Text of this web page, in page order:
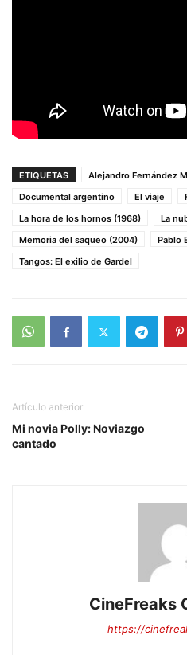
ETIQUETAS Alejandro Fernández
Documental argentino
El viaje
La hora de los hornos (1968)
La
Memoria del saqueo (2004)
Pablo
Tangos: El exilio de Gardel
Artículo anterior
Mi novia Polly: Noviazgo
cantado
CineFreaks
https://